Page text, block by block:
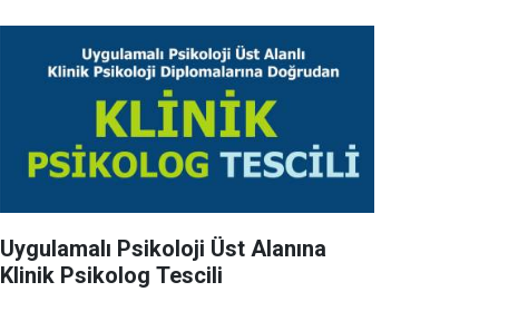
Uygulamalı Psikoloji Üst Alanına
Klinik Psikolog Tescili